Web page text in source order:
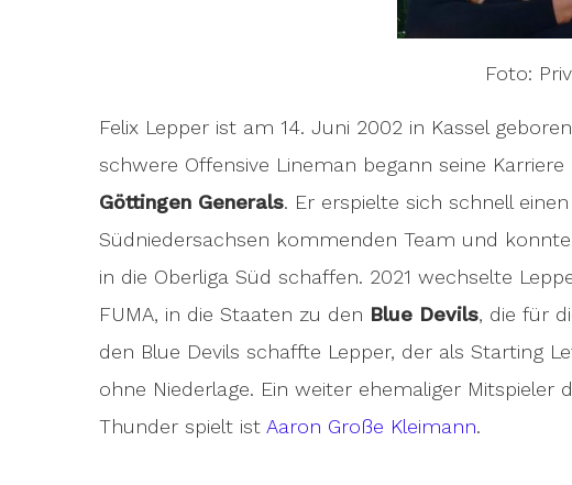
Foto:
Felix Lepper ist am 14. Juni 2002 in Kassel
schwere Offensive Lineman begann seine Karriere
Göttingen Generals. Er erspielte sich schnell
Südniedersachsen kommenden Team und
in die Oberliga Süd schaffen. 2021 wechselte
FUMA, in die Staaten zu den Blue Devils, die für
den Blue Devils schaffte Lepper, der als Starting
ohne Niederlage. Ein weiter ehemaliger Mitspieler
Thunder spielt ist Aaron Große Kleimann.